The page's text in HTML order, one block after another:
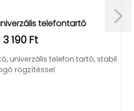
telefontartó
3 190 Ft
univerzális telefon tartó, stabil
rögzítéssel